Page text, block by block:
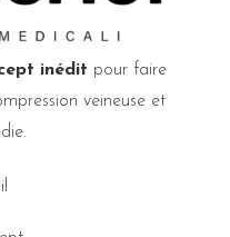
inédit pour faire
veineuse et